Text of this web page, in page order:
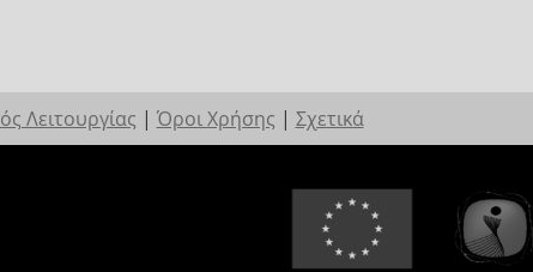
Λειτουργίας | Όροι Χρήσης | Σχετικά